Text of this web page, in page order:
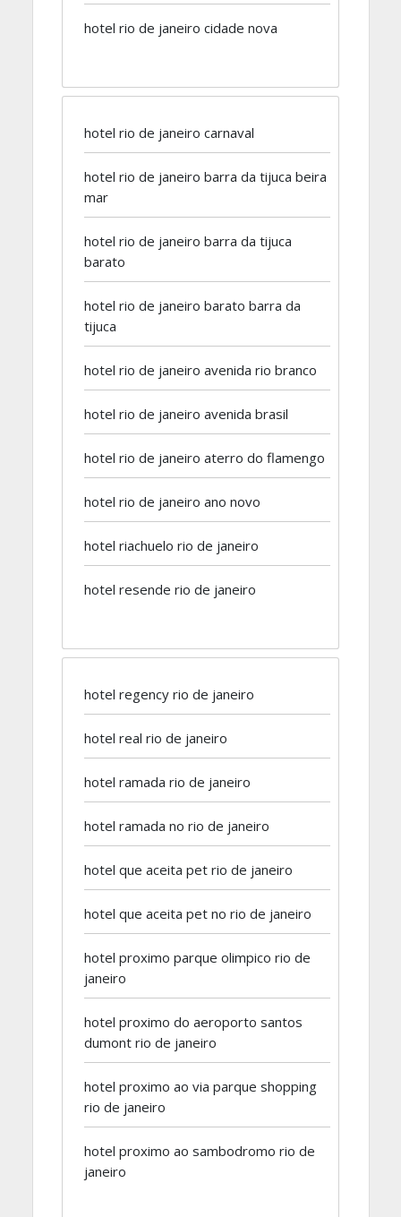
hotel rio de janeiro cidade nova
hotel rio de janeiro carnaval
hotel rio de janeiro barra da tijuca beira
mar
hotel rio de janeiro barra da tijuca
barato
hotel rio de janeiro barato barra da
tijuca
hotel rio de janeiro avenida rio branco
hotel rio de janeiro avenida brasil
hotel rio de janeiro aterro do flamengo
hotel rio de janeiro ano novo
hotel riachuelo rio de janeiro
hotel resende rio de janeiro
hotel regency rio de janeiro
hotel real rio de janeiro
hotel ramada rio de janeiro
hotel ramada no rio de janeiro
hotel que aceita pet rio de janeiro
hotel que aceita pet no rio de janeiro
hotel proximo parque olimpico rio de
janeiro
hotel proximo do aeroporto santos
dumont rio de janeiro
hotel proximo ao via parque shopping
rio de janeiro
hotel proximo ao sambodromo rio de
janeiro